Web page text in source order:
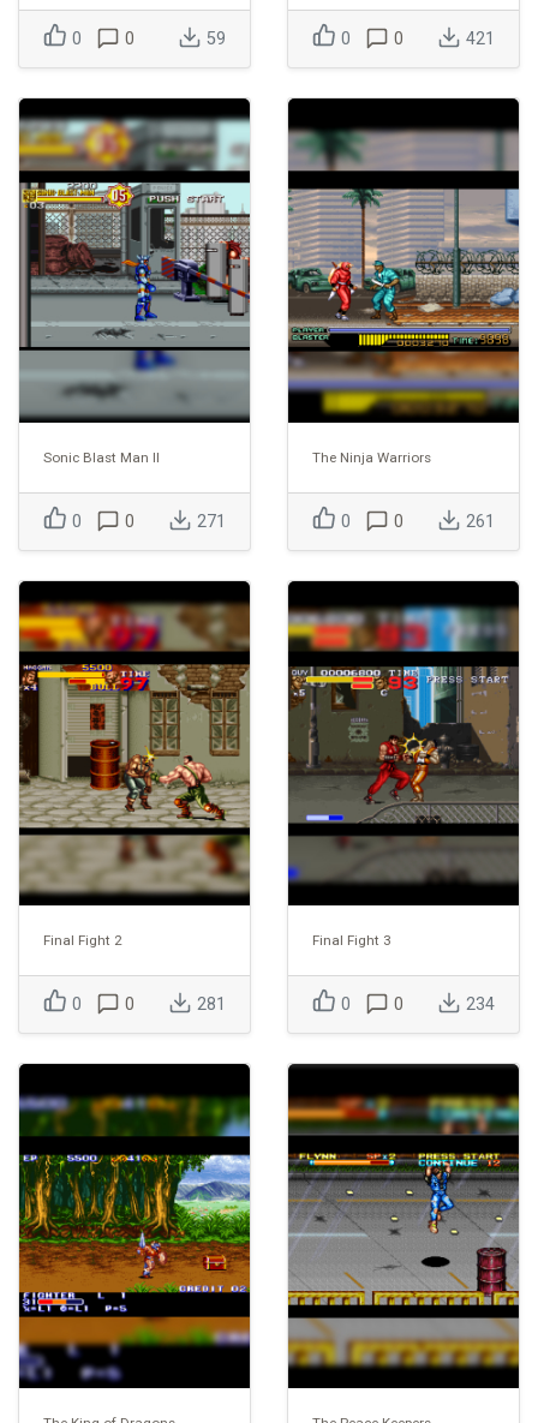
0 0 59 0 0 421
Sonic Blast Man II
0 0 271
The Ninja Warriors
0 0 261
Final Fight 2
0 0 281
Final Fight 3
0 0 234